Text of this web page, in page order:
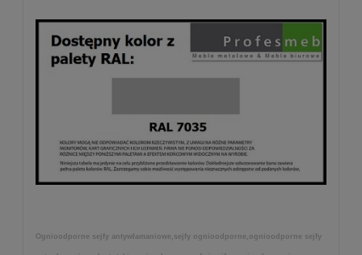
Ognioodporne sejfy antywłamaniowe,sejfy ognioodporne,ognioodporne sejfy